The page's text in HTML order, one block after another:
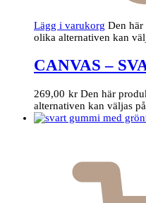
Lägg i varukorg Den här
olika alternativen kan
CANVAS –
269,00 kr Den här
alternativen kan väljas